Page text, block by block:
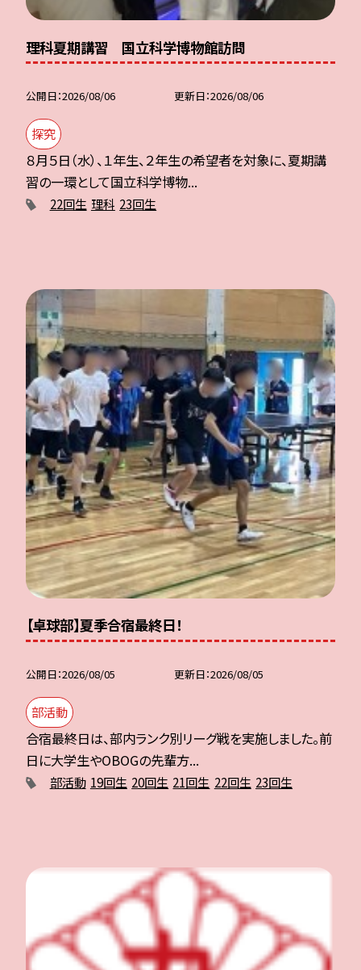
理科夏期講習 国立科学博物館訪問
公開日 2026/08/06 更新日 2026/08/06
探究
８月５日（水）、１年生、２年生の希望者を対象に、夏期講
習の一環として国立科学博物...
22回生 理科 23回生
【卓球部】夏季合宿最終日！
公開日 2026/08/05 更新日 2026/08/05
部活動
合宿最終日は、部内ランク別リーグ戦を実施しました。前
日に大学生やOBOGの先輩方...
部活動 19回生 20回生 21回生 22回生 23回生